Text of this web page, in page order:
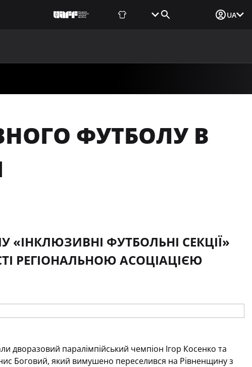
UA
ФУТБОЛУ В
«ІНКЛЮЗИВНІ ФУТБОЛЬНІ СЕКЦІЇ»
РЕГІОНАЛЬНОЮ АСОЦІАЦІЄЮ
дворазовий паралімпійський чемпіон Ігор Косенко та
Боговий, який вимушено переселився на Рівненщину з